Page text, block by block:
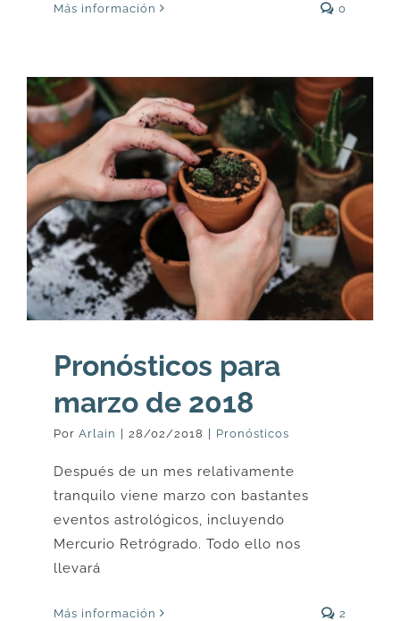
Más información 0
Pronósticos para
marzo de 2018
Por Arlain | 28/02/2018 | Pronósticos
Después de un mes relativamente
tranquilo viene marzo con bastantes
eventos astrológicos, incluyendo
Mercurio Retrógrado. Todo ello nos
llevará
Más información 2